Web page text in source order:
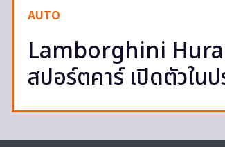
AUTO
Lamborghini
สปอร์ตคาร์ เปิดตัวในป